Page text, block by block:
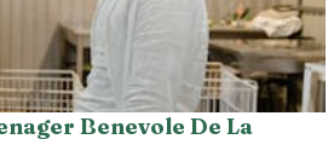
Benevole De La